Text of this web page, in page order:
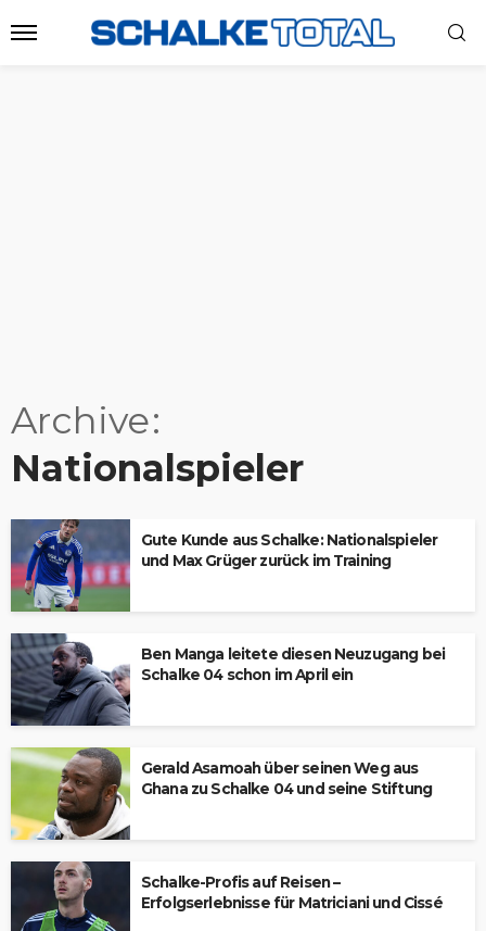
Archive
Nationalspieler
Gute Kunde aus Schalke: Nationalspieler
und Max Grüger zurück im Training
Ben Manga leitete diesen Neuzugang bei
Schalke 04 schon im April ein
Gerald Asamoah über seinen Weg aus
Ghana zu Schalke 04 und seine Stiftung
Schalke-Profis auf Reisen –
Erfolgserlebnisse für Matriciani und Cissé